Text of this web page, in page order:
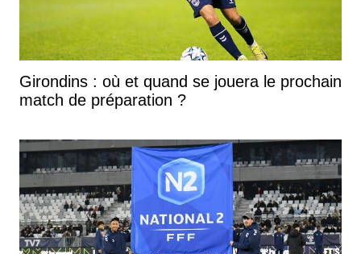
Girondins : où et quand se jouera le prochain
match de préparation ?